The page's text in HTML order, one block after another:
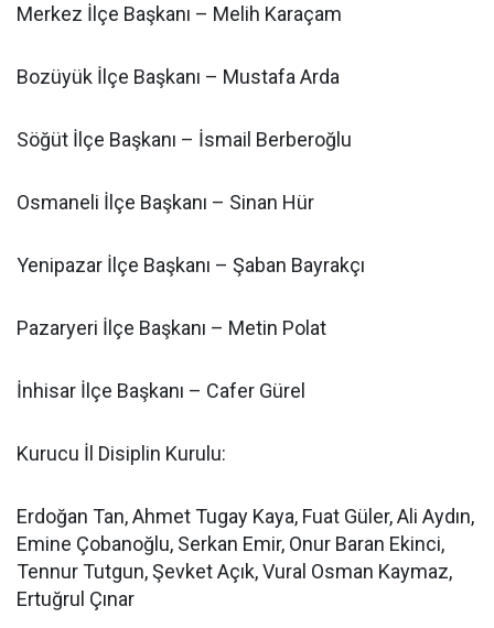
Merkez İlçe Başkanı – Melih Karaçam
Bozüyük İlçe Başkanı – Mustafa Arda
Söğüt İlçe Başkanı – İsmail Berberoğlu
Osmaneli İlçe Başkanı – Sinan Hür
Yenipazar İlçe Başkanı – Şaban Bayrakçı
Pazaryeri İlçe Başkanı – Metin Polat
İnhisar İlçe Başkanı – Cafer Gürel
Kurucu İl Disiplin Kurulu:
Erdoğan Tan, Ahmet Tugay Kaya, Fuat Güler, Ali Aydın,
Emine Çobanoğlu, Serkan Emir, Onur Baran Ekinci,
Tennur Tutgun, Şevket Açık, Vural Osman Kaymaz,
Ertuğrul Çınar